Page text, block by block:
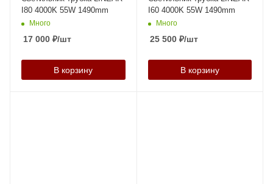
I80 4000K 55W 1490mm
Много
17 000 ₽/шт
В корзину
I60 4000K 55W 1490mm
Много
25 500₽/шт
В корзину